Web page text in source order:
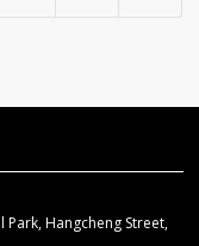
Hangcheng Street,